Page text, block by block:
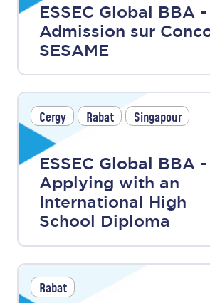
ESSEC Global BBA -
Admission sur
SESAME
Cergy Rabat Singapour
ESSEC Global BBA -
Applying with an
International High
School Diploma
Rabat